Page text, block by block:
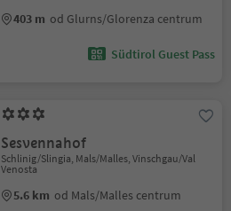
403 m od Glurns/Glorenza centrum
Südtirol Guest Pass
Sesvennahof
Schlinig/Slingia, Mals/Malles, Vinschgau/Val
Venosta
5.6 km od Mals/Malles centrum